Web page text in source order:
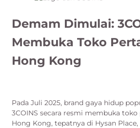
Demam Dimulai:
Membuka Toko
Hong Kong
Pada Juli 2025, brand gaya hidup
3COINS secara resmi membuka
Hong Kong, tepatnya di Hysan Place,